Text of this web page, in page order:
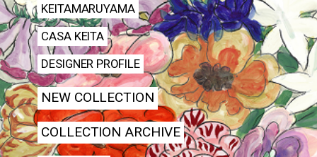
KEITAMARUYAMA
CASA KEITA
DESIGNER PROFILE
NEW COLLECTION
COLLECTION ARCHIVE